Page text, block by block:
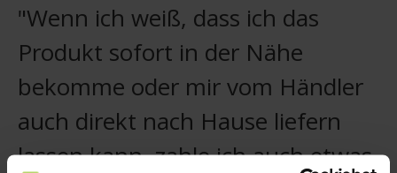
"Wenn ich weiß, dass ich das
Produkt sofort in der Nähe
bekomme oder mir vom Händler
auch direkt nach Hause liefern
lassen kann, zahle ich auch etwas